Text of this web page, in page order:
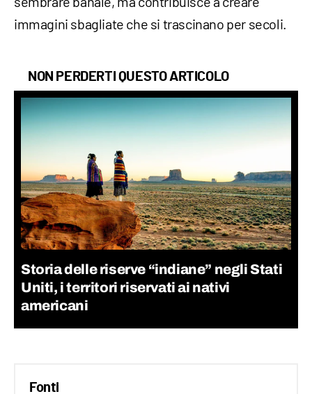
immagini sbagliate che si trascinano per secoli.
NON PERDERTI QUESTO ARTICOLO
Storia delle riserve “indiane” negli Stati
Uniti, i territori riservati ai nativi
americani
Fonti